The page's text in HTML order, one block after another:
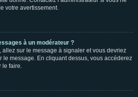
votre avertissement.
à un modérateur ?
allez sur le message à signaler et vous devriez
le message. En cliquant dessus, vous accéderez
le faire.